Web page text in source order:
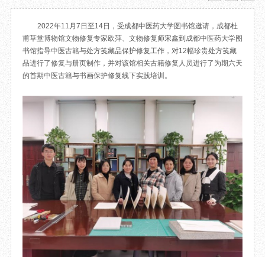
请
文创 杜甫草堂文创馆
文创精品
数字文创
IP授权
草堂艺术中心
文创咨询
大廨
工部祠
少陵草堂碑亭
茅屋景区
唐代遗址
红墙花径
大雅堂
2022年11月7日至14日，受成都中医药大学图书馆邀请，成都杜
甫草堂博物馆文物修复专家欧萍、文物修复师宋鑫到成都中医药大学图
书馆指导中医古籍与处方笺藏品保护修复工作，对12幅珍贵处方笺藏
品进行了修复与册页制作，并对该馆相关古籍修复人员进行了为期六天
的首期中医古籍与书画保护修复线下实践培训。